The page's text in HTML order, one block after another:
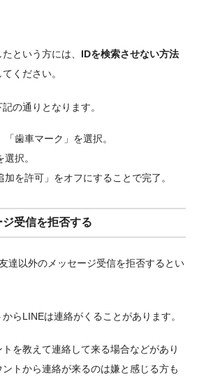
という方には、 IDを検索させない方法
ください。
の通りとなります。
歯車マーク」を選択。
択。
を許可」をオフにすることで完了。
受信を拒否する
達以外のメッセージ受信を拒否するとい
らLINEは連絡がくることがあります。
を教えて連絡して来る場合などがあり
トから連絡が来るのは嫌と感じる方も